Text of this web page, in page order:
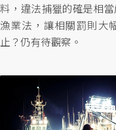
料，違法捕獵的確是相
漁業法，讓相關罰則大
止？仍有待觀察。